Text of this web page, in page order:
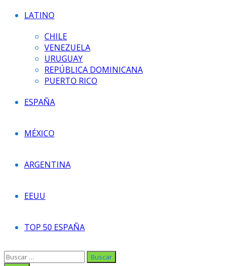
LATINO
CHILE
VENEZUELA
URUGUAY
REPÚBLICA DOMINICANA
PUERTO RICO
ESPAÑA
MÉXICO
ARGENTINA
EEUU
TOP 50 ESPAÑA
Buscar: